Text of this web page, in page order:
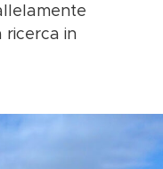
ricerca in